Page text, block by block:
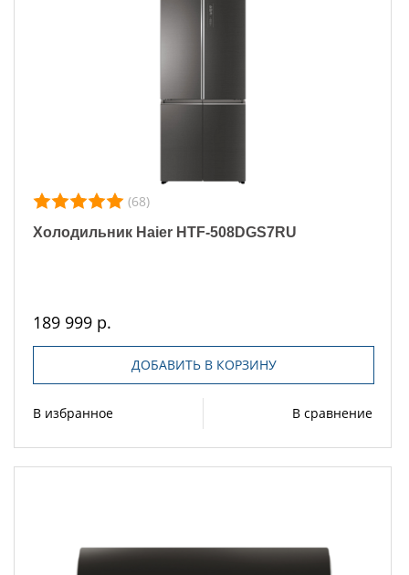
(68)
Холодильник Haier HTF-508DGS7RU
189 999 р.
ДОБАВИТЬ В КОРЗИНУ
В избранное В сравнение